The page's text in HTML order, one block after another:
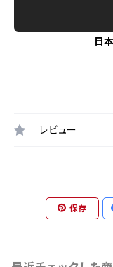
日
レビュー
保存